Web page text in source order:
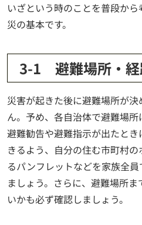
いざという時のことを普段か
災の基本です。
3-1 避難場所・経
災害が起きた後に避難場所が
ん。予め、各自治体で避難場所
避難勧告や避難指示が出たと
きるよう、自分の住む市町村
るパンフレットなどを家族全
ましょう。さらに、避難場所
いかも必ず確認しましょう。